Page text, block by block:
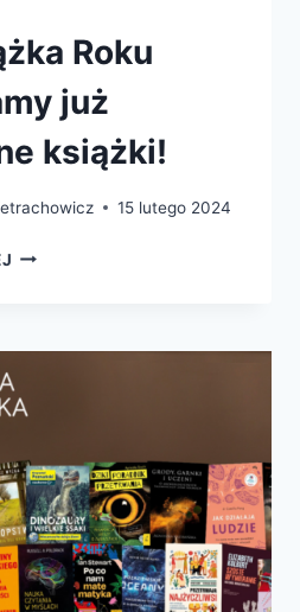
Roku
już
książki!
15 lutego 2024
MĄDRA
–
ZNAMY
JUŻ